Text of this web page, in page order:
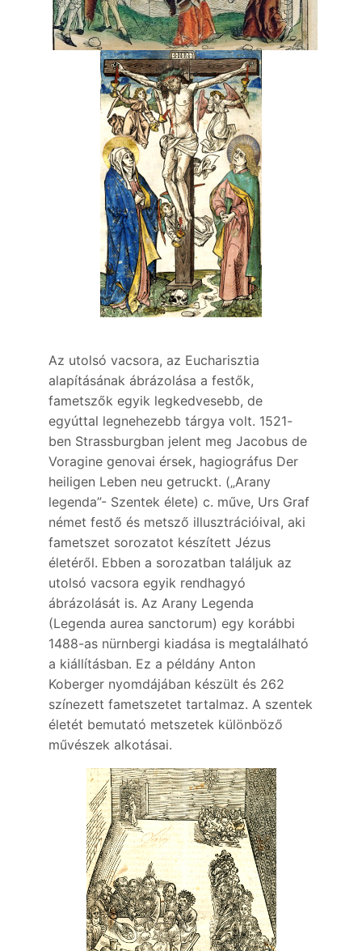
Az utolsó vacsora, az Eucharisztia
alapításának ábrázolása a festők,
fametszők egyik legkedvesebb, de
egyúttal legnehezebb tárgya volt. 1521-
ben Strassburgban jelent meg Jacobus de
Voragine genovai érsek, hagiográfus Der
heiligen Leben neu getruckt. („Arany
legenda”- Szentek élete) c. műve, Urs Graf
német festő és metsző illusztrációival, aki
fametszet sorozatot készített Jézus
életéről. Ebben a sorozatban találjuk az
utolsó vacsora egyik rendhagyó
ábrázolását is. Az Arany Legenda
(Legenda aurea sanctorum) egy korábbi
1488-as nürnbergi kiadása is megtalálható
a kiállításban. Ez a példány Anton
Koberger nyomdájában készült és 262
színezett fametszetet tartalmaz. A szentek
életét bemutató metszetek különböző
művészek alkotásai.